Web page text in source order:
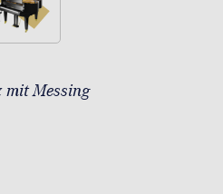
mit Messing